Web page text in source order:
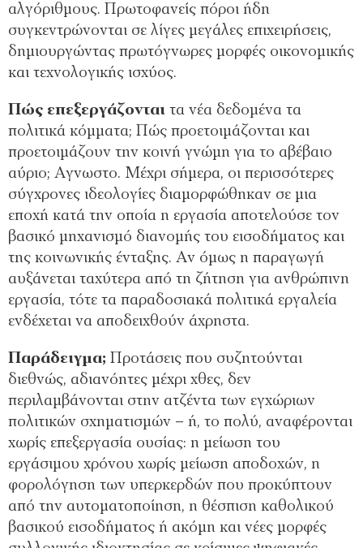
αλγόριθµους. Πρωτοφανείς πόροι ήδη
συγκεντρώνονται σε λίγες µεγάλες επιχειρήσεις,
δηµιουργώντας πρωτόγνωρες µορφές οικονοµικής
και τεχνολογικής ισχύος.
Πώς επεξεργάζονται τα νέα δεδοµένα τα
πολιτικά κόµµατα; Πώς προετοιµάζονται και
προετοιµάζουν την κοινή γνώµη για το αβέβαιο
αύριο; Αγνωστο. Μέχρι σήµερα, οι περισσότερες
σύγχρονες ιδεολογίες διαµορφώθηκαν σε µια
εποχή κατά την οποία η εργασία αποτελούσε τον
βασικό µηχανισµό διανοµής του εισοδήµατος και
της κοινωνικής ένταξης. Αν όµως η παραγωγή
αυξάνεται ταχύτερα από τη ζήτηση για ανθρώπινη
εργασία, τότε τα παραδοσιακά πολιτικά εργαλεία
ενδέχεται να αποδειχθούν άχρηστα.
Παράδειγµα; Προτάσεις που συζητούνται
διεθνώς, αδιανόητες µέχρι χθες, δεν
περιλαµβάνονται στην ατζέντα των εγχώριων
πολιτικών σχηµατισµών – ή, το πολύ, αναφέρονται
χωρίς επεξεργασία ουσίας: η µείωση του
εργάσιµου χρόνου χωρίς µείωση αποδοχών, η
φορολόγηση των υπερκερδών που προκύπτουν
από την αυτοµατοποίηση, η θέσπιση καθολικού
βασικού εισοδήµατος ή ακόµη και νέες µορφές